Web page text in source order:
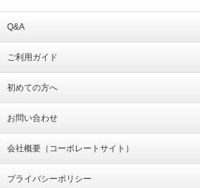
Q&A
ご利用ガイド
初めての方へ
お問い合わせ
会社概要（コーポレートサイト）
プライバシーポリシー